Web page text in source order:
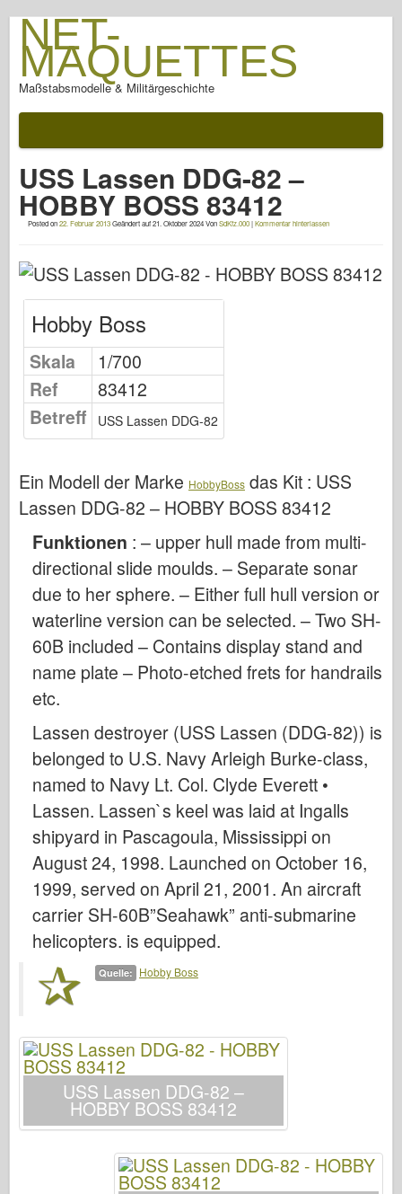
NET-
MAQUETTES
Maßstabsmodelle & Militärgeschichte
Nach der Schlacht
AFV-Waffen
Alliierte Achse
Rüstung im Profil
Concord
Muttern & Schrauben
Neue Vorhut
Osprey-Modellierung
Osprey Publishing
Squadron Signal
Trucks & Tanks
Wydawnictwo Militaria
Maquettes
Akademie
Ace-Modelle
AFV Club
Luftwaffe
AZ-Modell
Schwarzer Hund
Bronco
Cyber-Hobby
Dnepromodel
Drachen
E.T.-Modell
Feine Formen
FriulModel
Hasegawa
Heller
HobbyBoss
IBG-Modelle
USS Lassen DDG-82 –
HOBBY BOSS 83412
Posted on22. Februar 2013Geändert auf21. Oktober 2024VonSdKfz.000|Kommentar hinterlassen
Hobby Boss
Skala
1/700
Ref
83412
Betreff
USS Lassen DDG-82
Ein Modell der Marke HobbyBoss das Kit : USS
Lassen DDG-82 – HOBBY BOSS 83412
Funktionen : – upper hull made from multi-
directional slide moulds. – Separate sonar
due to her sphere. – Either full hull version or
waterline version can be selected. – Two SH-
60B included – Contains display stand and
name plate – Photo-etched frets for handrails
etc.
Lassen destroyer (USS Lassen (DDG-82)) is
belonged to U.S. Navy Arleigh Burke-class,
named to Navy Lt. Col. Clyde Everett •
Lassen. Lassen`s keel was laid at Ingalls
shipyard in Pascagoula, Mississippi on
August 24, 1998. Launched on October 16,
1999, served on April 21, 2001. An aircraft
carrier SH-60B”Seahawk” anti-submarine
helicopters. is equipped.
Quelle: Hobby Boss
USS Lassen DDG-82 –
HOBBY BOSS 83412